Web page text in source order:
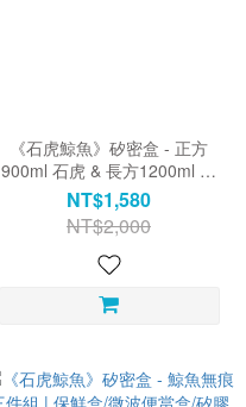
《石虎鯨魚》矽密盒 - 正方
900ml 石虎 & 長方1200ml 鯨
魚_撞色款 | 保鮮盒/微波便當
盒/矽膠餐盒
NT$1,580
NT$2,000